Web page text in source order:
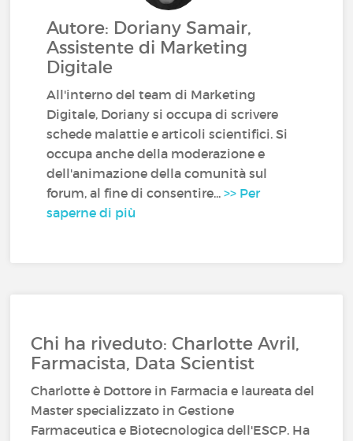
Autore: Doriany Samair,
Assistente di Marketing
Digitale
All'interno del team di Marketing
Digitale, Doriany si occupa di scrivere
schede malattie e articoli scientifici. Si
occupa anche della moderazione e
dell'animazione della comunità sul
forum, al fine di consentire...>> Per
saperne di più
Chi ha riveduto: Charlotte Avril,
Farmacista, Data Scientist
Charlotte è Dottore in Farmacia e laureata del
Master specializzato in Gestione
Farmaceutica e Biotecnologica dell'ESCP. Ha